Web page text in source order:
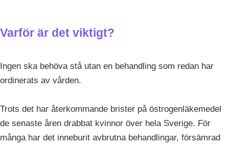
Varför är det viktigt?
Ingen ska behöva stå utan en behandling som redan har
ordinerats av vården.
Trots det har återkommande brister på östrogenläkemedel
de senaste åren drabbat kvinnor över hela Sverige. För
många har det inneburit avbrutna behandlingar, försämrad